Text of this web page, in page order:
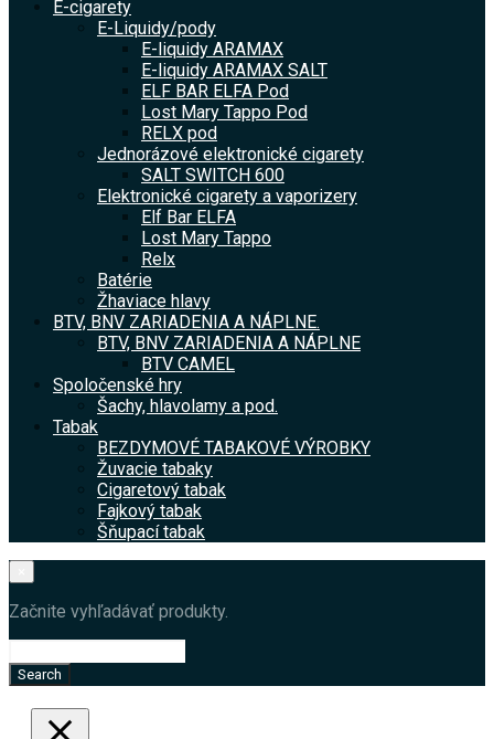
E-cigarety
E-Liquidy/pody
E-liquidy ARAMAX
E-liquidy ARAMAX SALT
ELF BAR ELFA Pod
Lost Mary Tappo Pod
RELX pod
Jednorázové elektronické cigarety
SALT SWITCH 600
Elektronické cigarety a vaporizery
Elf Bar ELFA
Lost Mary Tappo
Relx
Batérie
Žhaviace hlavy
BTV, BNV ZARIADENIA A NÁPLNE.
BTV, BNV ZARIADENIA A NÁPLNE
BTV CAMEL
Spoločenské hry
Šachy, hlavolamy a pod.
Tabak
BEZDYMOVÉ TABAKOVÉ VÝROBKY
Žuvacie tabaky
Cigaretový tabak
Fajkový tabak
Šňupací tabak
Začnite vyhľadávať produkty.